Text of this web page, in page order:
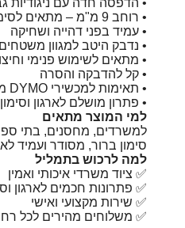
• רוחב 9 מ"מ – מתאים לסימון מדויק וברור
• עמיד בפני דהייה ושחיקה
• נדבק היטב למגוון משטחים
• מתאים לשימוש פנימי
• קל להדבקה והסרה
• תאימות למכשירי DYMO מסדרת D1
• פתרון מושלם לארגון וסימון
למי המוצר מתאים
למשרדים, מחסנים, בתי
סימון ברור, מסודר ועמיד
למה לרכוש בתמליל
✅ ציוד משרדי איכותי ואמין
✅ פתרונות חכמים לארגון
✅ שירות מקצועי ואישי
✅ משלוחים מהירים לכל